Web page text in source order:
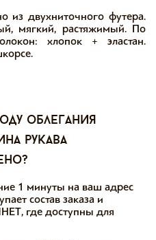
из двухниточного футера.
мягкий, растяжимый. По
хлопок + эластан.
облегания
рукава
1 минуты на ваш адрес
состав заказа и
где доступны для